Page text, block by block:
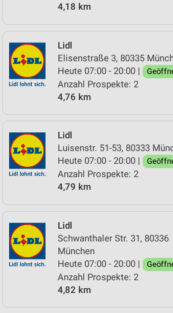
4,18 km
Lidl
Elisenstraße 3, 80335
Heute 07:00 - 20:00 |
Anzahl Prospekte: 2
4,76 km
Lidl
Luisenstr. 51-53, 80333
Heute 07:00 - 20:00 |
Anzahl Prospekte: 2
4,79 km
Lidl
Schwanthaler Str. 31, 80336
München
Heute 07:00 - 20:00 |
Anzahl Prospekte: 2
4,82 km